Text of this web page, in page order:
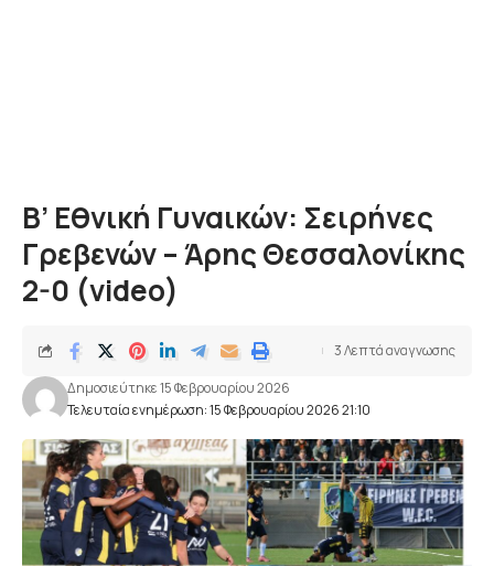
Β’ Εθνική Γυναικών: Σειρήνες
Γρεβενών – Άρης Θεσσαλονίκης
2-0 (video)
Τελευταία ενημέρωση: 15 Φεβρουαρίου 2026 21:10
Δημοσιεύτηκε 15 Φεβρουαρίου 2026
3 Λεπτά αναγνωσης